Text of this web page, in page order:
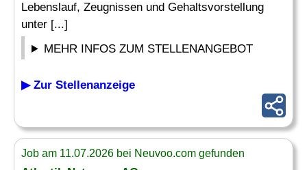
Lebenslauf, Zeugnissen und Gehaltsvorstellung
unter [...]
MEHR INFOS ZUM STELLENANGEBOT
▶ Zur Stellenanzeige
Job am 11.07.2026 bei Neuvoo.com gefunden